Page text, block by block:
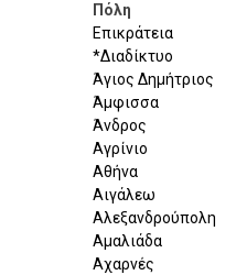
Πόλη
Επικράτεια
*Διαδίκτυο
Άγιος Δημήτριος
Άμφισσα
Άνδρος
Αγρίνιο
Αθήνα
Αιγάλεω
Αλεξανδρούπολη
Αμαλιάδα
Αχαρνές